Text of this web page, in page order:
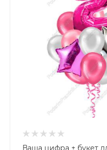
Ваша цифра + букет